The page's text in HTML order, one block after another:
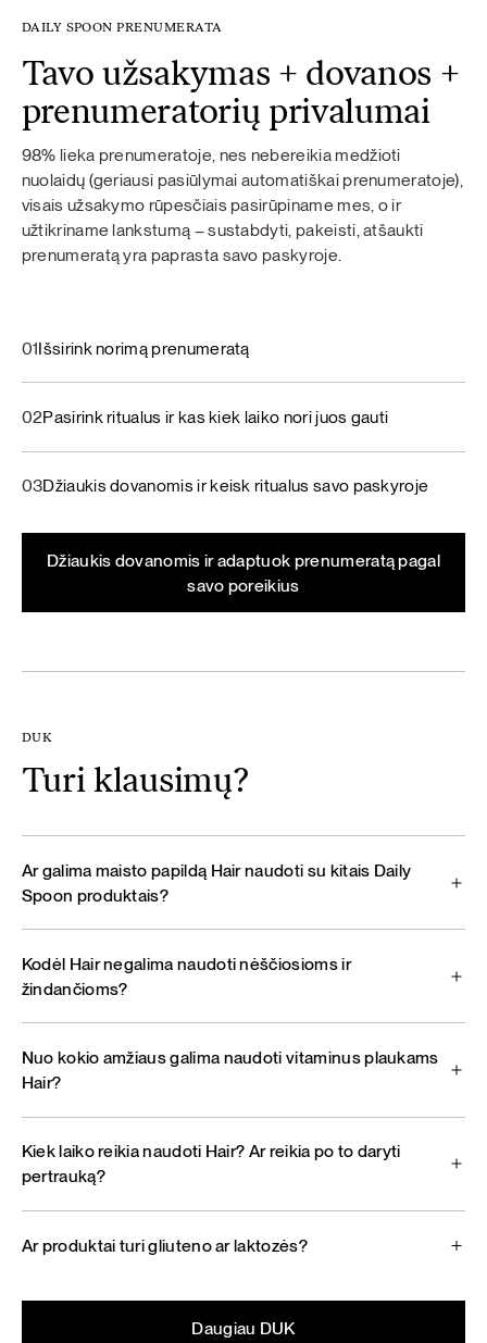
DAILY SPOON PRENUMERATA
Tavo užsakymas + dovanos +
prenumeratorių privalumai
98% lieka prenumeratoje, nes nebereikia medžioti
nuolaidų (geriausi pasiūlymai automatiškai prenumeratoje),
visais užsakymo rūpesčiais pasirūpiname mes, o ir
užtikriname lankstumą – sustabdyti, pakeisti, atšaukti
prenumeratą yra paprasta savo paskyroje.
01Išsirink norimą prenumeratą
02Pasirink ritualus ir kas kiek laiko nori juos gauti
03Džiaukis dovanomis ir keisk ritualus savo paskyroje
Džiaukis dovanomis ir adaptuok prenumeratą pagal
savo poreikius
DUK
Turi klausimų?
Ar galima maisto papildą Hair naudoti su kitais Daily
Spoon produktais?
Kodėl Hair negalima naudoti nėščiosioms ir
žindančioms?
Nuo kokio amžiaus galima naudoti vitaminus plaukams
Hair?
Kiek laiko reikia naudoti Hair? Ar reikia po to daryti
pertrauką?
Ar produktai turi gliuteno ar laktozės?
Daugiau DUK